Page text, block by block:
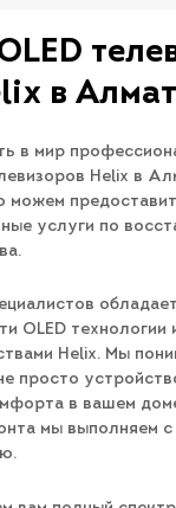
в
в мир
Helix в
можем
услуги по
OLED технологии
Helix. Мы
просто
в вашем
мы выполняем с